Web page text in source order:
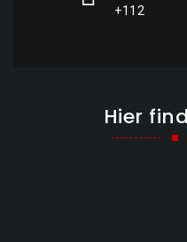
+112
Hier